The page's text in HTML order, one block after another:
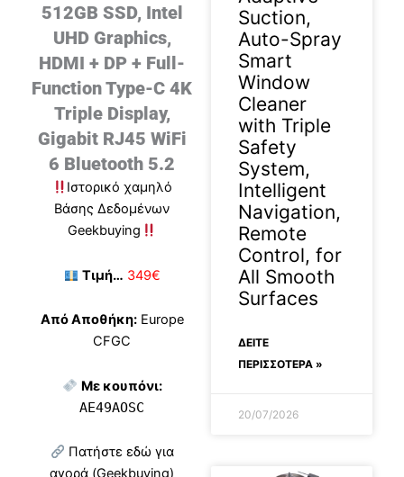
512GB SSD, Intel
UHD Graphics,
HDMI + DP + Full-
Function Type-C 4K
Triple Display,
Gigabit RJ45 WiFi
6 Bluetooth 5.2
Ιστορικό χαμηλό
Βάσης Δεδομένων
Geekbuying
Τιμή… 349€
Από Αποθήκη:Europe
CFGC
Με κουπόνι:
AE49AOSC
Πατήστε εδώ για
Suction,
Auto-Spray
Smart
Window
Cleaner
with Triple
Safety
System,
Intelligent
Navigation,
Remote
Control, for
All Smooth
Surfaces
ΔΕΊΤΕ
ΠΕΡΙΣΣΟΤΕΡΑ »
20/07/2026